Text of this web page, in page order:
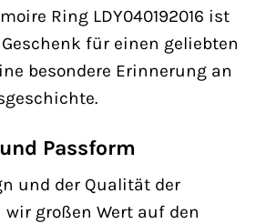
Ring LDY040192016 ist
für einen geliebten
besondere Erinnerung an
Passform
und der Qualität der
großen Wert auf den